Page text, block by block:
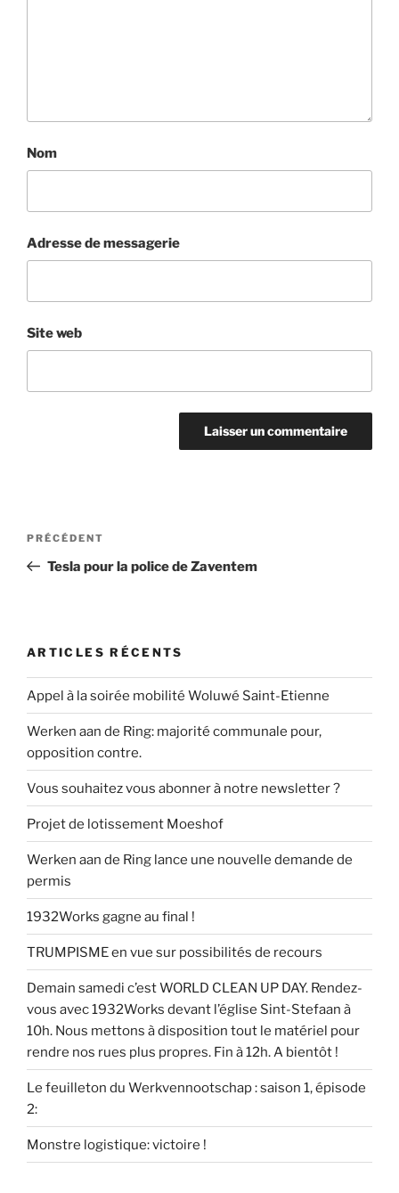
Nom
Adresse de messagerie
Site web
Navigation
l’article
Article
précédent
PRÉCÉDENT
Tesla pour la police de Zaventem
ARTICLES RÉCENTS
Appel à la soirée mobilité Woluwé Saint-Etienne
Werken aan de Ring: majorité communale pour,
opposition contre.
Vous souhaitez vous abonner à notre newsletter ?
Projet de lotissement Moeshof
Werken aan de Ring lance une nouvelle demande de
permis
1932Works gagne au final !
TRUMPISME en vue sur possibilités de recours
Demain samedi c’est WORLD CLEAN UP DAY. Rendez-
vous avec 1932Works devant l’église Sint-Stefaan à
10h. Nous mettons à disposition tout le matériel pour
rendre nos rues plus propres. Fin à 12h. A bientôt !
Le feuilleton du Werkvennootschap : saison 1, épisode
2:
Monstre logistique: victoire !